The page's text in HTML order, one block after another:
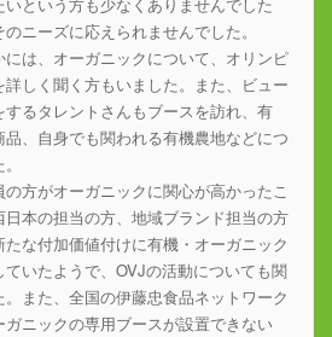
ニーズに応えられませんでした。
には、オーガニックについて、オリンピ
しく聞く方もいました。また、ビュー
るタレントさんもブースを訪れ、有
、自身でも関われる有機農地などにつ
の方がオーガニックに関心が高かったこ
日本の担当の方、地域ブランド担当の方
な付加価値付けに有機・オーガニック
いたようで、OVJの活動についても関
また、全国の伊藤忠食品ネットワーク
ニックの専用ブースが設置できない